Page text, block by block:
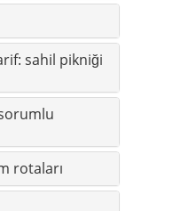
sahil pikniği
rotaları